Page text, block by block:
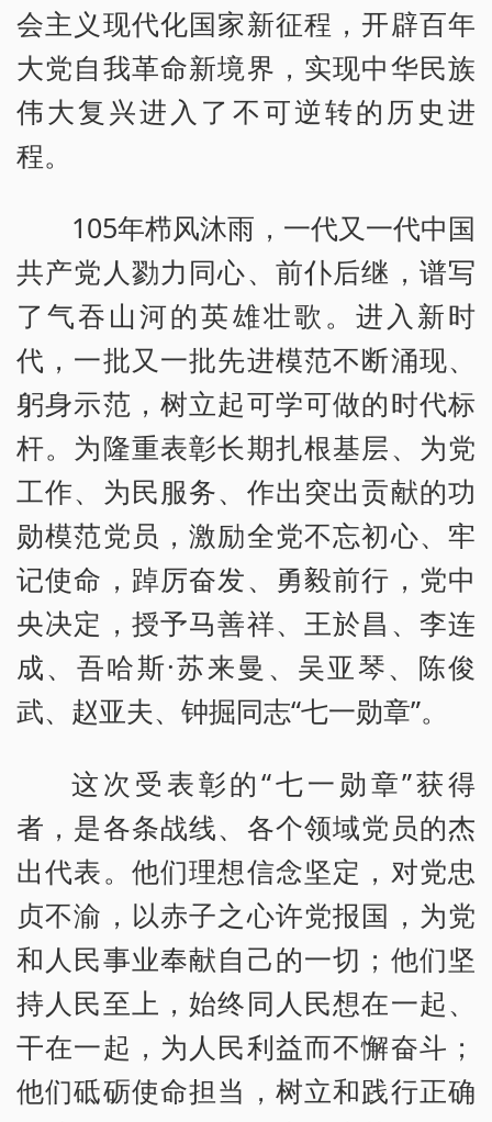
会主义现代化国家新征程，开辟百年
大党自我革命新境界，实现中华民族
伟大复兴进入了不可逆转的历史进
程。
105年栉风沐雨，一代又一代中国
共产党人勠力同心、前仆后继，谱写
了气吞山河的英雄壮歌。进入新时
代，一批又一批先进模范不断涌现、
躬身示范，树立起可学可做的时代标
杆。为隆重表彰长期扎根基层、为党
工作、为民服务、作出突出贡献的功
勋模范党员，激励全党不忘初心、牢
记使命，踔厉奋发、勇毅前行，党中
央决定，授予马善祥、王於昌、李连
成、吾哈斯·苏来曼、吴亚琴、陈俊
武、赵亚夫、钟掘同志“七一勋章”。
这次受表彰的“七一勋章”获得
者，是各条战线、各个领域党员的杰
出代表。他们理想信念坚定，对党忠
贞不渝，以赤子之心许党报国，为党
和人民事业奉献自己的一切；他们坚
持人民至上，始终同人民想在一起、
干在一起，为人民利益而不懈奋斗；
他们砥砺使命担当，树立和践行正确